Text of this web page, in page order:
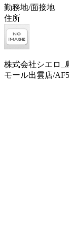
勤務地/面接地
住所
株式会社シエロ_
モール出雲店/AF5